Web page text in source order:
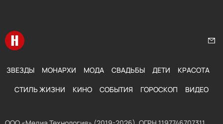
Перейти на главную
ЗВЕЗДЫ МОНАРХИ МОДА СВАДЬБЫ ДЕТИ КРАСОТА
СТИЛЬ ЖИЗНИ КИНО СОБЫТИЯ ГОРОСКОП ВИДЕО